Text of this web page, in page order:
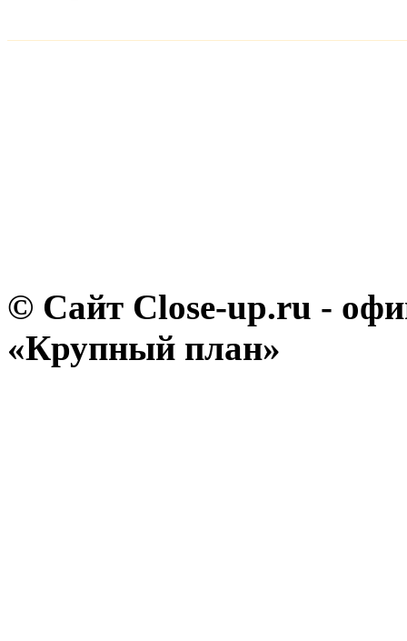
© Сайт Close-up.ru -
«Крупный план»